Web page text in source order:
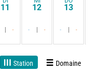
11
-
12
- -
13
- -
Station Domaine